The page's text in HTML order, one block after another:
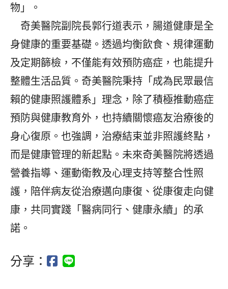
物」。
奇美醫院副院長郭行道表示，腸道健康是全
身健康的重要基礎。透過均衡飲食、規律運動
及定期篩檢，不僅能有效預防癌症，也能提升
整體生活品質。奇美醫院秉持「成為民眾最信
賴的健康照護體系」理念，除了積極推動癌症
預防與健康教育外，也持續關懷癌友治療後的
身心復原。也強調，治療結束並非照護終點，
而是健康管理的新起點。未來奇美醫院將透過
營養指導、運動衛教及心理支持等整合性照
護，陪伴病友從治療邁向康復、從康復走向健
康，共同實踐「醫病同行、健康永續」的承
諾。
分享：